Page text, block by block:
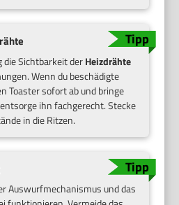
die Sichtbarkeit derHeizdrähte
Wenn du beschädigte
Toaster sofort ab und bringe
ihn fachgerecht. Stecke
in die Ritzen.
Auswurfmechanismus und das